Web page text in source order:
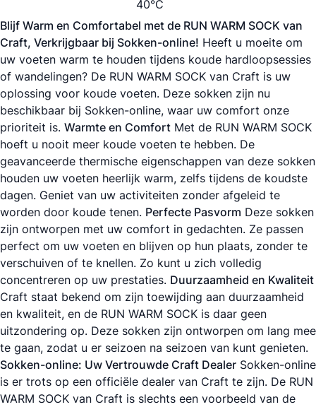
Blijf Warm en Comfortabel met de RUN WARM SOCK van
Craft, Verkrijgbaar bij Sokken-online! Heeft u moeite om
uw voeten warm te houden tijdens koude hardloopsessies
of wandelingen? De RUN WARM SOCK van Craft is uw
oplossing voor koude voeten. Deze sokken zijn nu
beschikbaar bij Sokken-online, waar uw comfort onze
prioriteit is. Warmte en Comfort Met de RUN WARM SOCK
hoeft u nooit meer koude voeten te hebben. De
geavanceerde thermische eigenschappen van deze sokken
houden uw voeten heerlijk warm, zelfs tijdens de koudste
dagen. Geniet van uw activiteiten zonder afgeleid te
worden door koude tenen. Perfecte Pasvorm Deze sokken
zijn ontworpen met uw comfort in gedachten. Ze passen
perfect om uw voeten en blijven op hun plaats, zonder te
verschuiven of te knellen. Zo kunt u zich volledig
concentreren op uw prestaties. Duurzaamheid en Kwaliteit
Craft staat bekend om zijn toewijding aan duurzaamheid
en kwaliteit, en de RUN WARM SOCK is daar geen
uitzondering op. Deze sokken zijn ontworpen om lang mee
te gaan, zodat u er seizoen na seizoen van kunt genieten.
Sokken-online: Uw Vertrouwde Craft Dealer Sokken-online
is er trots op een officiële dealer van Craft te zijn. De RUN
WARM SOCK van Craft is slechts een voorbeeld van de